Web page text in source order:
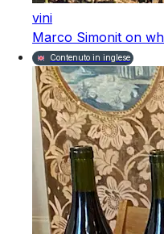
vini
Marco Simonit on
Contenuto in inglese